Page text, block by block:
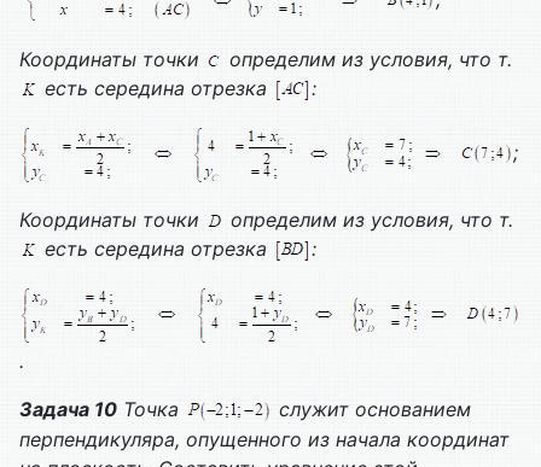
Координаты точки
определим из условия, что т.
есть середина отрезка
:
;
Координаты точки
определим из условия, что т.
есть середина отрезка
:
.
Задача 10 Точка
служит основанием
перпендикуляра, опущенного из начала координат